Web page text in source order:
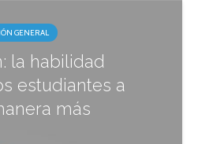
GENERAL
la habilidad
estudiantes a
más